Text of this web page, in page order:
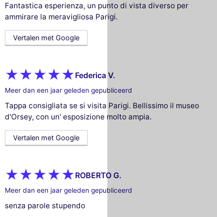
Fantastica esperienza, un punto di vista diverso per
ammirare la meravigliosa Parigi.
Vertalen met Google
Federica V.
Meer dan een jaar geleden gepubliceerd
Tappa consigliata se si visita Parigi. Bellissimo il museo
d'Orsey, con un' esposizione molto ampia.
Vertalen met Google
ROBERTO G.
Meer dan een jaar geleden gepubliceerd
senza parole stupendo